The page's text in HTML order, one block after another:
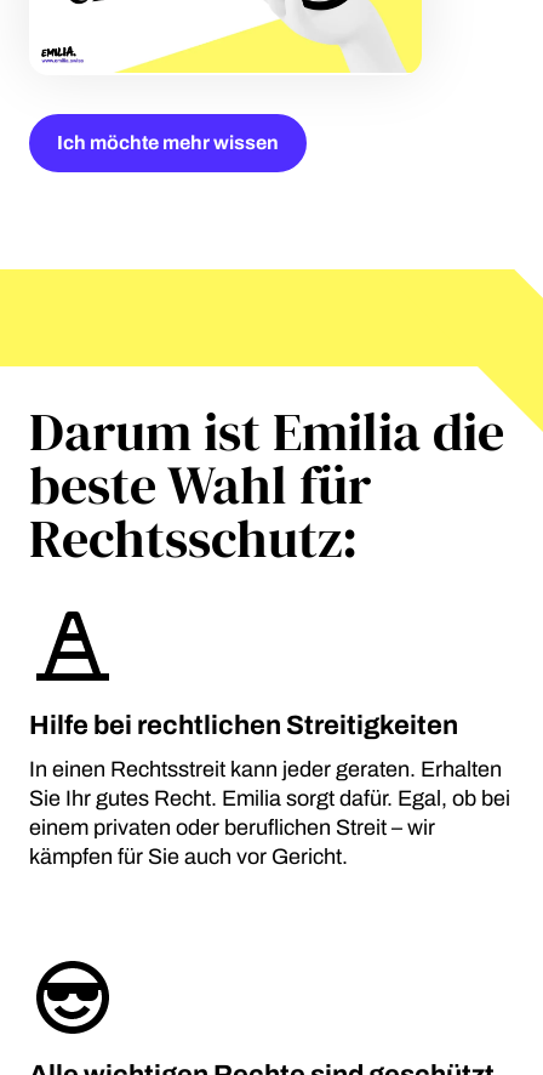
Ich möchte mehr wissen
Darum ist Emilia die
beste Wahl für
Rechtsschutz:
Hilfe bei rechtlichen Streitigkeiten
In einen Rechtsstreit kann jeder geraten. Erhalten
Sie Ihr gutes Recht. Emilia sorgt dafür. Egal, ob bei
einem privaten oder beruflichen Streit – wir
kämpfen für Sie auch vor Gericht.